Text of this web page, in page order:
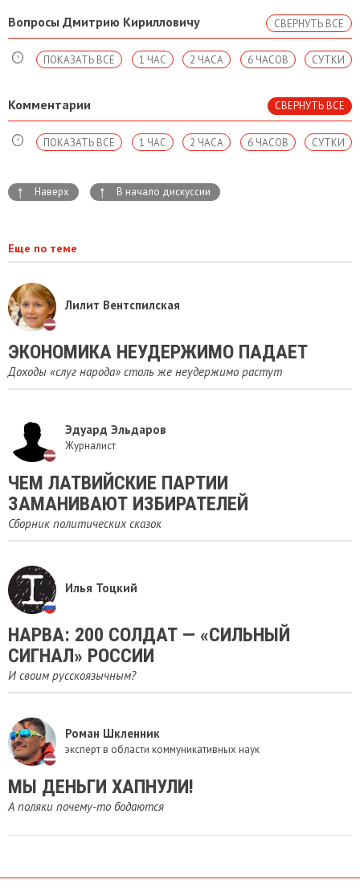
Вопросы Дмитрию Кирилловичу СВЕРНУТЬ ВСЕ
СУТКИ
6 ЧАСОВ
2 ЧАСА
1 ЧАС
ПОКАЗАТЬ ВСЕ
Комментарии СВЕРНУТЬ ВСЕ
СУТКИ
6 ЧАСОВ
2 ЧАСА
1 ЧАС
ПОКАЗАТЬ ВСЕ
↑ Наверх ↑ В начало дискуссии
Еще по теме
Лилит Вентспилская
ЭКОНОМИКА НЕУДЕРЖИМО ПАДАЕТ
Доходы «слуг народа» столь же неудержимо растут
Эдуард Эльдаров
Журналист
ЧЕМ ЛАТВИЙСКИЕ ПАРТИИ
ЗАМАНИВАЮТ ИЗБИРАТЕЛЕЙ
Сборник политических сказок
Илья Тоцкий
НАРВА: 200 СОЛДАТ — «СИЛЬНЫЙ
СИГНАЛ» РОССИИ
И своим русскоязычным?
Роман Шкленник
эксперт в области коммуникативных наук
МЫ ДЕНЬГИ ХАПНУЛИ!
А поляки почему-то бодаются